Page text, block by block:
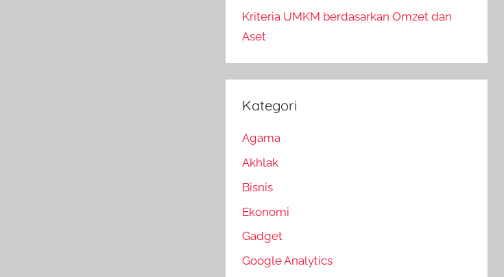
Kriteria UMKM berdasarkan Omzet dan
Aset
Kategori
Agama
Akhlak
Bisnis
Ekonomi
Gadget
Google Analytics